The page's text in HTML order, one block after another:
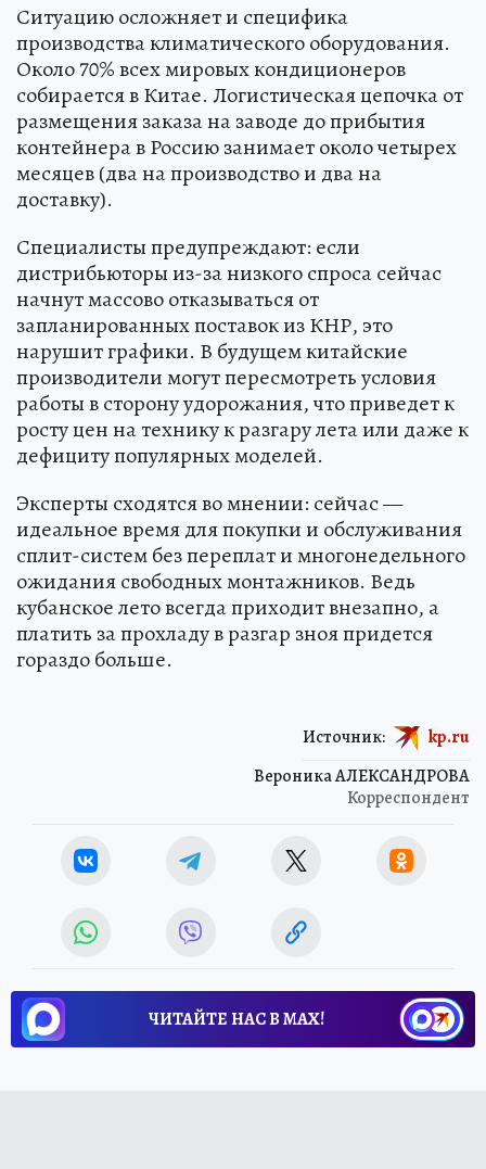
Ситуацию осложняет и специфика
производства климатического оборудования.
Около 70% всех мировых кондиционеров
собирается в Китае. Логистическая цепочка от
размещения заказа на заводе до прибытия
контейнера в Россию занимает около четырех
месяцев (два на производство и два на
доставку).
Специалисты предупреждают: если
дистрибьюторы из-за низкого спроса сейчас
начнут массово отказываться от
запланированных поставок из КНР, это
нарушит графики. В будущем китайские
производители могут пересмотреть условия
работы в сторону удорожания, что приведет к
росту цен на технику к разгару лета или даже к
дефициту популярных моделей.
Эксперты сходятся во мнении: сейчас —
идеальное время для покупки и обслуживания
сплит-систем без переплат и многонедельного
ожидания свободных монтажников. Ведь
кубанское лето всегда приходит внезапно, а
платить за прохладу в разгар зноя придется
гораздо больше.
Вероника АЛЕКСАНДРОВА
Корреспондент
Источник: kp.ru
ЧИТАЙТЕ НАС В МАХ!